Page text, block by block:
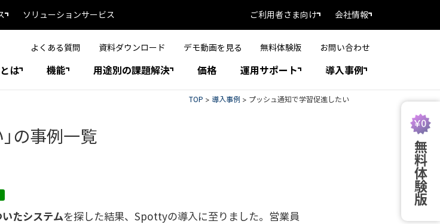
無料体験版
ソリューションサービス ご利用者さま向け 会社情報
よくある質問 資料ダウンロード デモ動画を見る 無料体験版 お問い合わせ
は 機能 用途別の課題解決 価格 運用サポート 導入事例
TOP > 導入事例 > プッシュ通知で学習促進したい
の事例一覧
たシステムを探した結果、Spottyの導入に至りました。営業員